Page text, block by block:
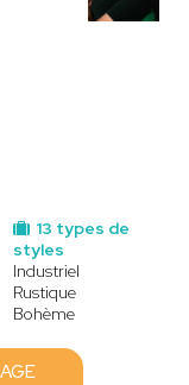
13 types de
styles
Industriel
Rustique
Bohème